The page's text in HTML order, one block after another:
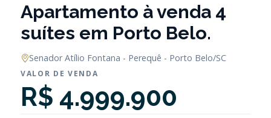
Apartamento à venda 4
suítes em Porto Belo.
Senador Atílio Fontana - Perequê - Porto Belo/SC
VALOR DE VENDA
R$ 4.999.900